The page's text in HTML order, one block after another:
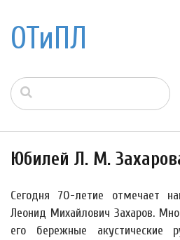
ОТиПЛ
Юбилей Л. М.
Сегодня 70-летие отмечает
Леонид Михайлович Захаров.
его бережные акустические